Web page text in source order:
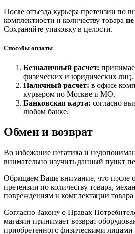
После отъезда курьера претензии по
комплектности и количеству товара
Сохраняйте упаковку в целости.
Способы оплаты
Безналичный расчет:
физических и юридических лиц.
Наличный расчет: в офисе
курьером по Москве и МО.
Банковская карта: согласно
любом банке.
Обмен и возврат
Во избежание негатива и
внимательно изучить данный пункт
Обращаем Ваше внимание, что после
претензии по количеству товара,
повреждениям и комплектации товара
Согласно Закону о Правах
магазин принимает возврат
приобретенного физическими лицами